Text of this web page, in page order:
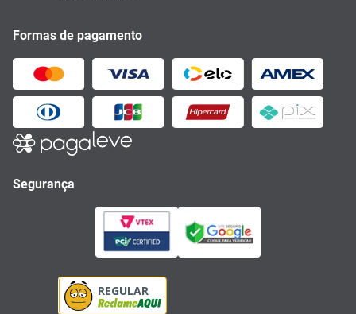
Formas de pagamento
Segurança